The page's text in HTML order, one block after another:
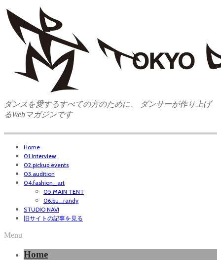
ダンスを愛するすべての方のために、 ダンサーが作り上げ
るWebマガジンです
Home
01.interview
02.pickup events
03.audition
04.fashion_art
05.MAIN TENT
06.bu_randy
STUDIO NAVI
旧サイトの記事を見る
Menu
Home